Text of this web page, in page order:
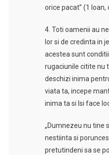
orice pacat” (1
4. Toti oamenii au
lor si de credinta in
acestea sunt
rugaciunile citite nu
deschizi inima
viata ta, incepe
inima ta si Isi face
„Dumnezeu nu tine
nestiinta si
pretutindeni sa se